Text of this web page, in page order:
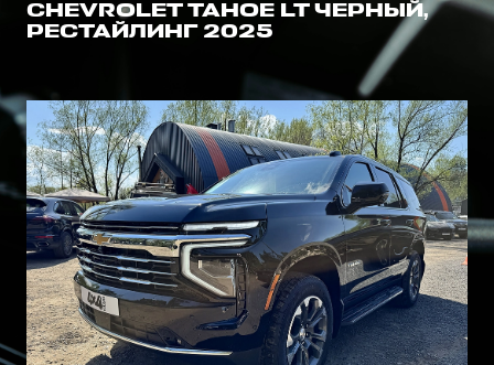
CHEVROLET ТАНОЕ LT ЧЕРНЫЙ,
РЕСТАЙЛИНГ 2025